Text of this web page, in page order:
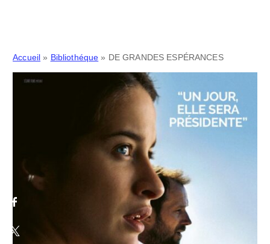
Accueil » Bibliothéque » DE GRANDES ESPÉRANCES